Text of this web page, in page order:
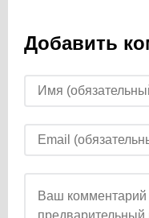
Добавить